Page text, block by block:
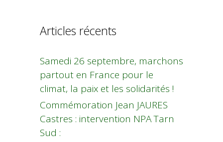
Articles récents
Samedi 26 septembre, marchons
partout en France pour le
climat, la paix et les solidarités !
Commémoration Jean JAURES
Castres : intervention NPA Tarn
Sud :